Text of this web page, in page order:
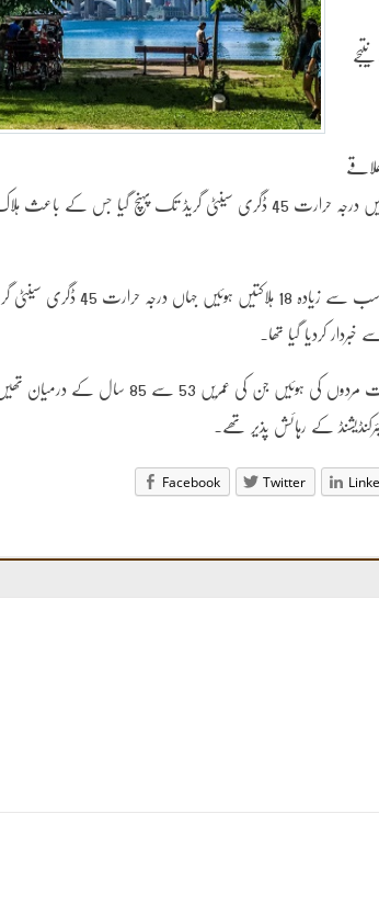
شدید گرمی کی لپیٹ میں ہیں جب کہ صوبہ کیوبک میں درجہ حرارت 45 ڈگری سینٹی گریڈ تک پہنچ گیا جس
صوبہ کیوبک کے سب سے بڑے شہر مونٹریئل میں سب سے زیادہ 18
کردیا گیا تھا۔
سٹی پبلک ہیلتھ ڈیپارٹمنٹ کا کہنا ہے کہ زیادہ تراموات مردوں کی ہوئیں جن کی
کے رہائش پذیر تھے۔
Facebook Twitter